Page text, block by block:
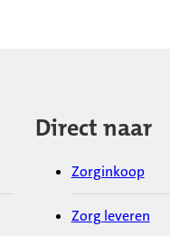
Direct naar
Zorginkoop
Zorg leveren